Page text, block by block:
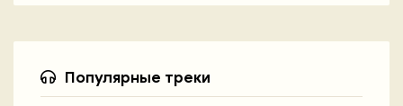
Популярные треки